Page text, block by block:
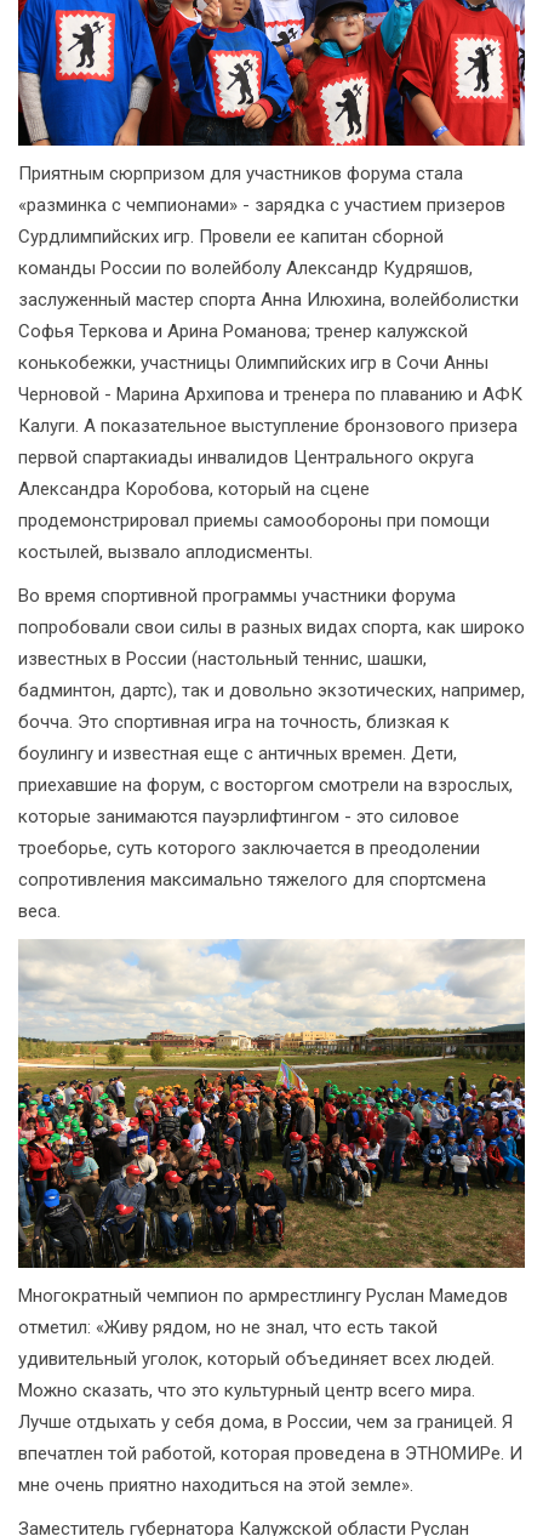
Приятным сюрпризом для участников форума стала
«разминка с чемпионами» - зарядка с участием призеров
Сурдлимпийских игр. Провели ее капитан сборной
команды России по волейболу Александр Кудряшов,
заслуженный мастер спорта Анна Илюхина, волейболистки
Софья Теркова и Арина Романова; тренер калужской
конькобежки, участницы Олимпийских игр в Сочи Анны
Черновой - Марина Архипова и тренера по плаванию и АФК
Калуги. А показательное выступление бронзового призера
первой спартакиады инвалидов Центрального округа
Александра Коробова, который на сцене
продемонстрировал приемы самообороны при помощи
костылей, вызвало аплодисменты.
Во время спортивной программы участники форума
попробовали свои силы в разных видах спорта, как широко
известных в России (настольный теннис, шашки,
бадминтон, дартс), так и довольно экзотических, например,
бочча. Это спортивная игра на точность, близкая к
боулингу и известная еще с античных времен. Дети,
приехавшие на форум, с восторгом смотрели на взрослых,
которые занимаются пауэрлифтингом - это силовое
троеборье, суть которого заключается в преодолении
сопротивления максимально тяжелого для спортсмена
веса.
Многократный чемпион по армрестлингу Руслан Мамедов
отметил: «Живу рядом, но не знал, что есть такой
удивительный уголок, который объединяет всех людей.
Можно сказать, что это культурный центр всего мира.
Лучше отдыхать у себя дома, в России, чем за границей. Я
впечатлен той работой, которая проведена в ЭТНОМИРе. И
мне очень приятно находиться на этой земле».
Заместитель губернатора Калужской области Руслан